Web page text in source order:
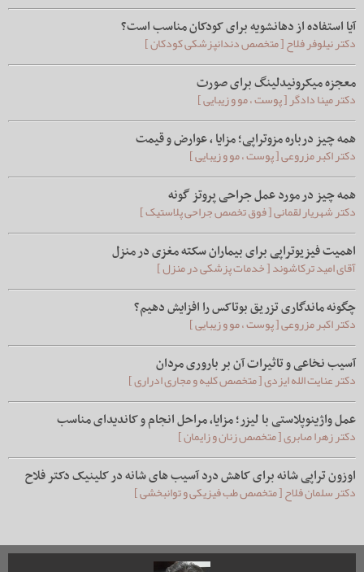
آیا استفاده از دهانشویه برای کودکان مناسب است؟
دکتر نیلوفر فلاح [ متخصص دندانپزشکی کودکان ]
معجزه میکرونیدلینگ برای صورت
دکتر مینا دادگر [ پوست ، مو و زیبایی ]
همه چیز درباره مزوتراپی؛ مزایا ، عوارض و قیمت
دکتر اکبر مزروعی [ پوست ، مو و زیبایی ]
همه چیز در مورد عمل جراحی پروتز گونه
دکتر شهریار لقمانی [ فوق تخصص جراحی پلاستیک ]
اهمیت فیزیوتراپی برای بیماران سکته مغزی در منزل
آقای امید ترکاشوند [ خدمات پزشکی در منزل ]
چگونه ماندگاری تزریق بوتاکس را افزایش دهیم؟
دکتر اکبر مزروعی [ پوست ، مو و زیبایی ]
آسیب نخاعی و تاثیرات آن بر باروری مردان
دکتر عنایت الله ایزدی [ متخصص کلیه و مجاری ادراری ]
عمل واژینوپلاستی با لیزر؛ مزایا، مراحل انجام و کاندیدای مناسب
دکتر زهرا صابری [ متخصص زنان و زایمان ]
اوزون تراپی شانه برای کاهش درد آسیب های شانه در کلینیک دکتر فلاح
دکتر سلمان فلاح [ متخصص طب فیزیکی و توانبخشی ]